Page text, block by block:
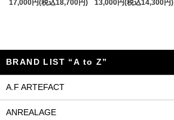
17,000円(税込18,700円) 13,000円(税込14,300円)
BRAND LIST “A to Z”
A.F ARTEFACT
ANREALAGE